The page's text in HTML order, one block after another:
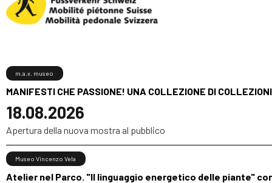
MANIFESTI CHE PASSIONE! UNA COLLEZIONE DI COLLEZIONI
18.08.2026
m.a.x. museo
Apertura della nuova mostra al pubblico
Atelier nel Parco. "Il linguaggio energetico delle piante"
Museo Vincenzo Vela